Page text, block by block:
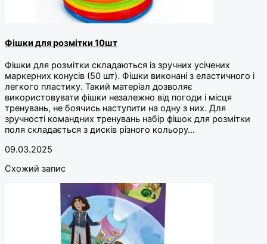
Фішки для розмітки 10шт
Фішки для розмітки складаються із зручних усічених
маркерних конусів (50 шт). Фішки виконані з еластичного і
легкого пластику. Такий матеріал дозволяє
використовувати фішки незалежно від погоди і місця
тренувань, не боячись наступити на одну з них. Для
зручності командних тренувань набір фішок для розмітки
поля складається з дисків різного кольору…
09.03.2025
Схожий запис